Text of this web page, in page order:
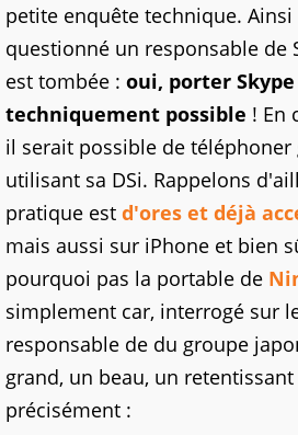
petite enquête technique.
questionné un responsable de
est tombée : oui, porter
techniquement possible ! En
il serait possible de
utilisant sa DSi. Rappelons
pratique est d'ores et déjà
mais aussi sur iPhone et bien
pourquoi pas la portable de
simplement car, interrogé sur
responsable de du groupe
grand, un beau, un
précisément :